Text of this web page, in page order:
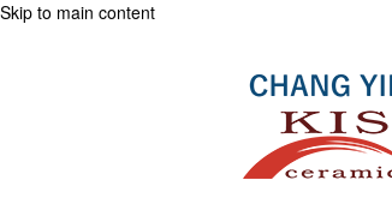
Skip to main content